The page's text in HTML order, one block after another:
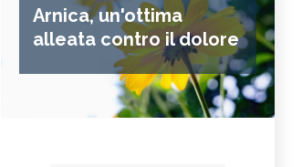
Arnica, un'ottima
alleata contro il dolore